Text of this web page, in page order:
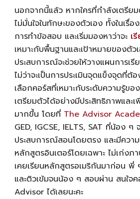
นอกจากนี้แล้ว หากใครที่กำลังเตรีย
ไม่มั่นใจในทักษะของตัวเอง ทั้งในเรื่
การทำข้อสอบ และเริ่มมองหาว่าจะ เ
เหมาะกับพื้นฐานและเป้าหมายของตั
ประสบการณ์จะช่วยให้วางแผนการเรี
ไม่ว่าจะเป็นการประเมินจุดแข็งจุดที่
เลือกคอร์สที่เหมาะกับระดับความรู้ข
เตรียมตัวได้อย่างมีประสิทธิภาพและ
มากขึ้น โดยที่ The Advisor
GED, IGCSE, IELTS, SAT ที่น้อง ๆ
ประสบการณ์สอนโดยตรง และมีควา
หลักสูตรอินเตอร์โดยเฉพาะ ไม่เก่ง
เคยเรียนหลักสูตรอเมริกันมาก่อน
และติวเข้มจนน้อง ๆ สอบผ่าน สนใจ
Advisor ได้เลยนะคะ